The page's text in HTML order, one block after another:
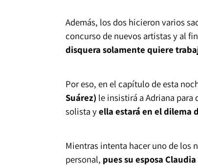
Además, los dos hicieron varios
concurso de nuevos artistas y al
disquera solamente quiere
Por eso, en el capítulo de esta
Suárez) le insistirá a Adriana para
solista yella estará en el dilema
Mientras intenta hacer uno de los
personal, pues su esposa